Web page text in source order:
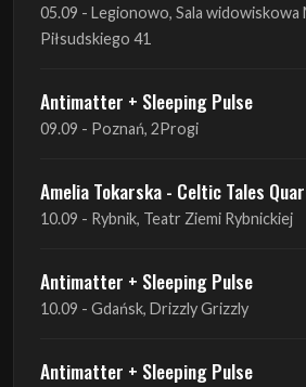
05.09 - Legionowo, Sala widowiskowa
Piłsudskiego 41
Antimatter + Sleeping Pulse
09.09 - Poznań, 2Progi
Amelia Tokarska - Celtic Tales
10.09 - Rybnik, Teatr Ziemi Rybnickiej
Antimatter + Sleeping Pulse
10.09 - Gdańsk, Drizzly Grizzly
Antimatter + Sleeping Pulse